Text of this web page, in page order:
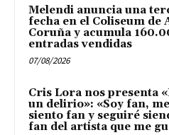
Melendi anuncia una
fecha en el Coliseum de
Coruña y acumula
entradas vendidas
07/08/2026
Cris Lora nos presenta
un delirio»: «Soy fan, me
siento fan y seguiré
fan del artista que me